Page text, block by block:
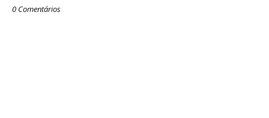
0 Comentários